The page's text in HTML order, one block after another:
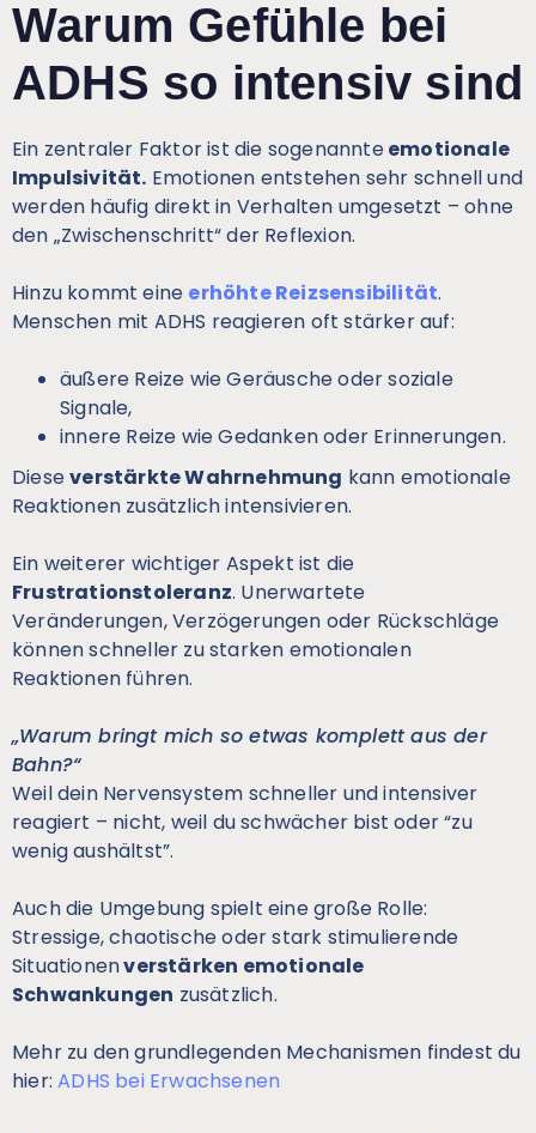
Warum Gefühle bei
ADHS so intensiv sind
Ein zentraler Faktor ist die sogenannteemotionale
Impulsivität. Emotionen entstehen sehr schnell und
werden häufig direkt in Verhalten umgesetzt – ohne
den „Zwischenschritt“ der Reflexion.
Hinzu kommt eine erhöhte Reizsensibilität.
Menschen mit ADHS reagieren oft stärker auf:
äußere Reize wie Geräusche oder soziale
Signale,
innere Reize wie Gedanken oder Erinnerungen.
Dieseverstärkte Wahrnehmung kann emotionale
Reaktionen zusätzlich intensivieren.
Ein weiterer wichtiger Aspekt ist die
Frustrationstoleranz. Unerwartete
Veränderungen, Verzögerungen oder Rückschläge
können schneller zu starken emotionalen
Reaktionen führen.
„Warum bringt mich so etwas komplett aus der
Bahn?“
Weil dein Nervensystem schneller und intensiver
reagiert – nicht, weil du schwächer bist oder “zu
wenig aushältst”.
Auch die Umgebung spielt eine große Rolle:
Stressige, chaotische oder stark stimulierende
Situationenverstärken emotionale
Schwankungen zusätzlich.
Mehr zu den grundlegenden Mechanismen findest du
hier:ADHS bei Erwachsenen